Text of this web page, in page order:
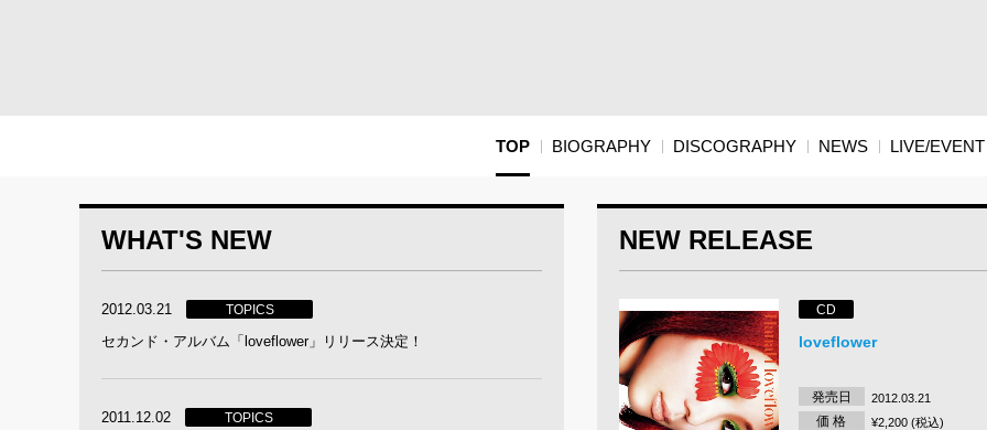
TOP BIOGRAPHY DISCOGRAPHY NEWS LIVE/EVENT
WHAT'S NEW
2012.03.21 TOPICS
セカンド・アルバム「loveflower」リリース決定！
2011.12.02 TOPICS
NEW RELEASE
CD
loveflower
発売日 2012.03.21
価 格 ¥2,200 (税込)